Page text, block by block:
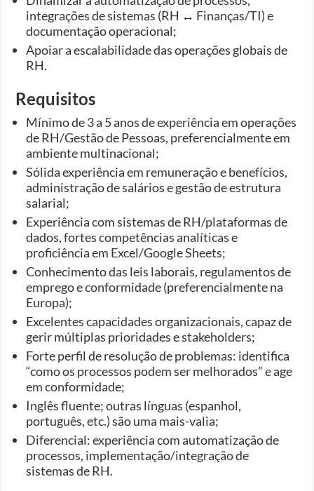
integrações de sistemas (RH ↔ Finanças/TI) e
documentação operacional;
Apoiar a escalabilidade das operações globais de
RH.
Requisitos
Mínimo de 3 a 5 anos de experiência em operações
de RH/Gestão de Pessoas, preferencialmente em
ambiente multinacional;
Sólida experiência em remuneração e benefícios,
administração de salários e gestão de estrutura
salarial;
Experiência com sistemas de RH/plataformas de
dados, fortes competências analíticas e
proficiência em Excel/Google Sheets;
Conhecimento das leis laborais, regulamentos de
emprego e conformidade (preferencialmente na
Europa);
Excelentes capacidades organizacionais, capaz de
gerir múltiplas prioridades e stakeholders;
Forte perfil de resolução de problemas: identifica
“como os processos podem ser melhorados” e age
em conformidade;
Inglês fluente; outras línguas (espanhol,
português, etc.) são uma mais-valia;
Diferencial: experiência com automatização de
processos, implementação/integração de
sistemas de RH.